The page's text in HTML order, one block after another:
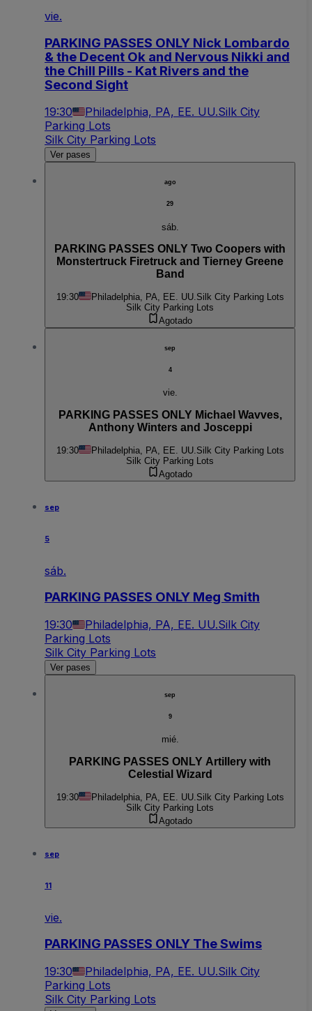
vie.
PARKING PASSES ONLY Nick Lombardo
& the Decent Ok and Nervous Nikki and
the Chill Pills - Kat Rivers and the
Second Sight
19:30 Philadelphia, PA, EE. UU.Silk City
Parking Lots
Silk City Parking Lots
Ver pases
ago
29
sáb.
PARKING PASSES ONLY Two Coopers with
Monstertruck Firetruck and Tierney Greene
Band
19:30 Philadelphia, PA, EE. UU.Silk City Parking Lots
Silk City Parking Lots
Agotado
sep
4
vie.
PARKING PASSES ONLY Michael Wavves,
Anthony Winters and Josceppi
19:30 Philadelphia, PA, EE. UU. Silk City Parking Lots
Silk City Parking Lots
Agotado
sep
5
sáb.
PARKING PASSES ONLY Meg Smith
19:30 Philadelphia, PA, EE. UU.Silk City
Parking Lots
Silk City Parking Lots
Ver pases
sep
9
mié.
PARKING PASSES ONLY Artillery with
Celestial Wizard
19:30 Philadelphia, PA, EE. UU. Silk City Parking Lots
Silk City Parking Lots
Agotado
sep
11
vie.
PARKING PASSES ONLY The Swims
19:30 Philadelphia, PA, EE. UU.Silk City
Parking Lots
Silk City Parking Lots